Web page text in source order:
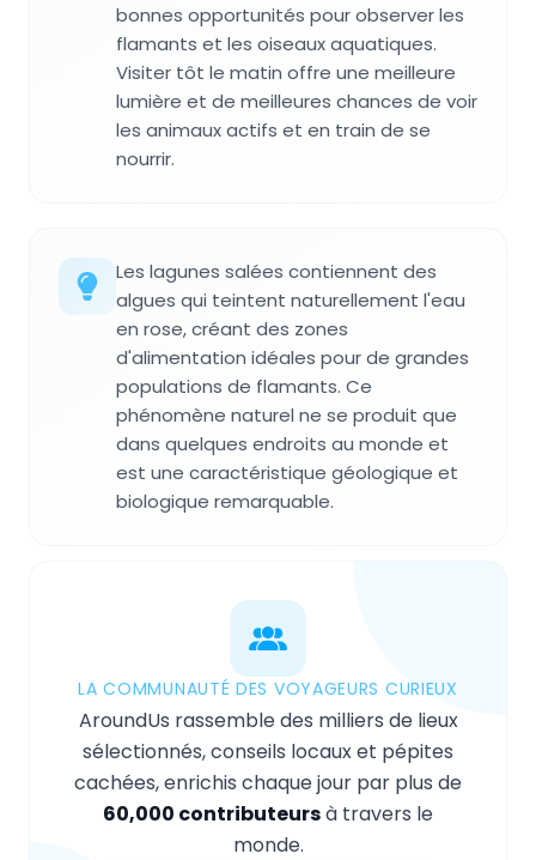
bonnes opportunités pour observer les
flamants et les oiseaux aquatiques.
Visiter tôt le matin offre une meilleure
lumière et de meilleures chances de voir
les animaux actifs et en train de se
nourrir.
Les lagunes salées contiennent des
algues qui teintent naturellement l'eau
en rose, créant des zones
d'alimentation idéales pour de grandes
populations de flamants. Ce
phénomène naturel ne se produit que
dans quelques endroits au monde et
est une caractéristique géologique et
biologique remarquable.
LA COMMUNAUTÉ DES VOYAGEURS CURIEUX
AroundUs rassemble des milliers de lieux
sélectionnés, conseils locaux et pépites
cachées, enrichis chaque jour par plus de
60,000 contributeursà travers le
monde.